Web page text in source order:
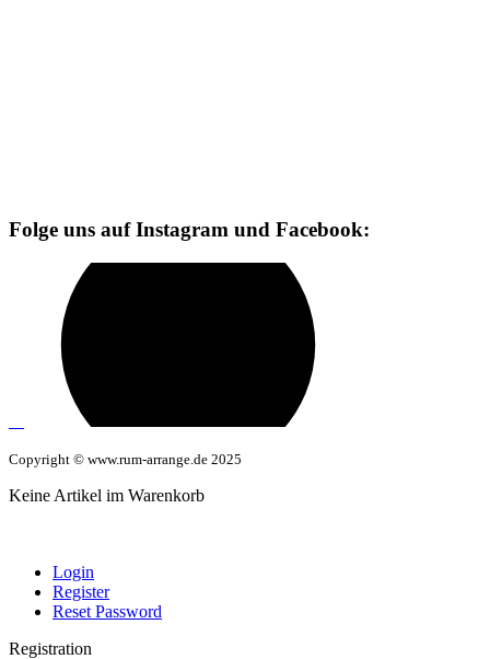
Folge uns auf Instagram und Facebook:
Copyright © www.rum-arrange.de 2025
Keine Artikel im Warenkorb
Login
Register
Reset Password
Registration